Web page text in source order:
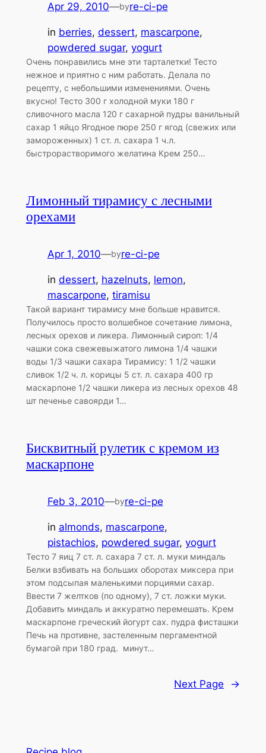
Apr 29, 2010—byre-ci-pe
in berries, dessert, mascarpone
powdered sugar, yogurt
Очень понравились мне эти тарталетки! Тесто
нежное и приятно с ним работать. Делала по
рецепту, с небольшими изменениями. Очень
вкусно! Тесто 300 г холодной муки 180 г
сливочного масла 120 г сахарной пудры ванильный
сахар 1 яйцо Ягодное пюре 250 г ягод (свежих или
замороженных) 1 ст. л. сахара 1 ч.л.
быстрорастворимого желатина Крем 250…
Лимонный тирамису с лесными
орехами
Apr 1, 2010—byre-ci-pe
in dessert, hazelnuts, lemon
mascarpone, tiramisu
Такой вариант тирамису мне больше нравится.
Получилось просто волшебное сочетание лимона,
лесных орехов и ликера. Лимонный сироп: 1/4
чашки сока свежевыжатого лимона 1/4 чашки
воды 1/3 чашки сахара Тирамису: 1 1/2 чашки
сливок 1/2 ч. л. корицы 5 ст. л. сахара 400 гр
маскарпоне 1/2 чашки ликера из лесных орехов 48
шт печенье савоярди 1…
Бисквитный рулетик с кремом из
маскарпоне
Feb 3, 2010—byre-ci-pe
in almonds, mascarpone
pistachios, powdered sugar, yogurt
Тесто 7 яиц 7 ст. л. сахара 7 ст. л. муки миндаль
Белки взбивать на больших оборотах миксера при
этом подсыпая маленькими порциями сахар.
Ввести 7 желтков (по одному), 7 ст. ложки муки.
Добавить миндаль и аккуратно перемешать. Крем
маскарпоне греческий йогурт сах. пудра фисташки
Печь на противне, застеленным пергаментной
бумагой при 180 град. минут…
Next Page →